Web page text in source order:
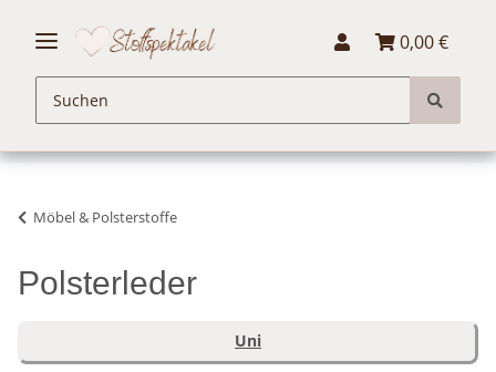
0,00 €
Möbel & Polsterstoffe
Polsterleder
Uni